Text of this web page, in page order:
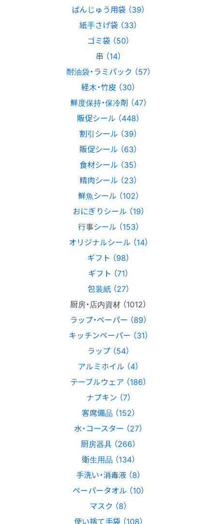
ばんじゅう用袋 （39）
紙手さげ袋 （33）
ゴミ袋 （50）
串 （14）
耐油袋・ラミパック （57）
経木・竹皮 （30）
鮮度保持・保冷剤 （47）
販促シール （448）
割引シール （39）
販促シール （63）
食材シール （35）
精肉シール （23）
鮮魚シール （102）
おにぎりシール （19）
行事シール （153）
オリジナルシール （14）
ギフト （98）
ギフト （71）
包装紙 （27）
厨房・店内資材 （1012）
ラップ・ペーパー （89）
キッチンペーパー （31）
ラップ （54）
アルミホイル （4）
テーブルウェア （186）
ナプキン （7）
客席備品 （152）
水・コースター （27）
厨房器具 （266）
衛生用品 （134）
手洗い・消毒液 （8）
ペーパータオル （10）
マスク （8）
使い捨て手袋 （108）